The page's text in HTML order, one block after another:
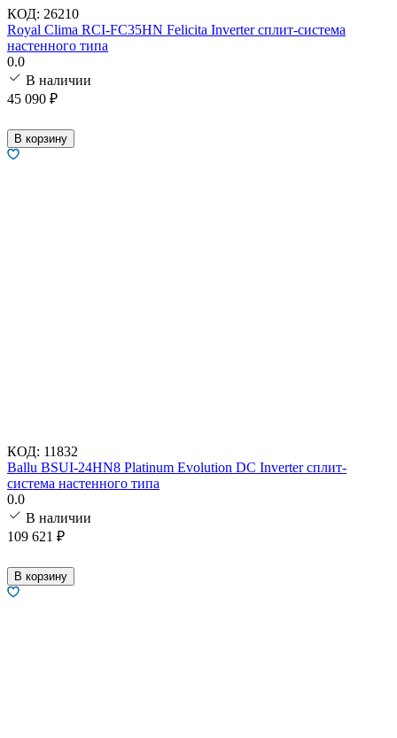
КОД: 26210
Royal Clima RCI-FC35HN Felicita Inverter сплит-система
настенного типа
0.0
В наличии
45 090 ₽
В корзину
КОД: 11832
Ballu BSUI-24HN8 Platinum Evolution DC Inverter сплит-
система настенного типа
0.0
В наличии
109 621 ₽
В корзину